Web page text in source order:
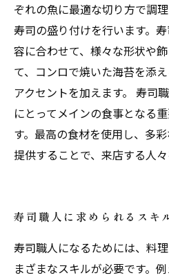
ぞれの魚に最適な切り方で調
寿司の盛り付けを行います。
容に合わせて、様々な形状や
て、コンロで焼いた海苔を添
アクセントを加えます。 寿司
にとってメインの食事となる
す。最高の食材を使用し、多
提供することで、来店する人
寿司職人に求められるスキ
寿司職人になるためには、料
まざまなスキルが必要です。